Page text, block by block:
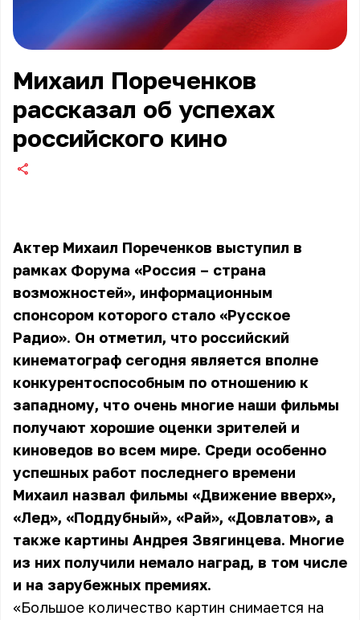
Михаил Пореченков
рассказал об успехах
российского кино
Актер Михаил Пореченков выступил в
рамках Форума «Россия – страна
возможностей», информационным
спонсором которого стало «Русское
Радио». Он отметил, что российский
кинематограф сегодня является вполне
конкурентоспособным по отношению к
западному, что очень многие наши фильмы
получают хорошие оценки зрителей и
киноведов во всем мире. Среди особенно
успешных работ последнего времени
Михаил назвал фильмы «Движение вверх»,
«Лед», «Поддубный», «Рай», «Довлатов», а
также картины Андрея Звягинцева. Многие
из них получили немало наград, в том числе
и на зарубежных премиях.
«Большое количество картин снимается на